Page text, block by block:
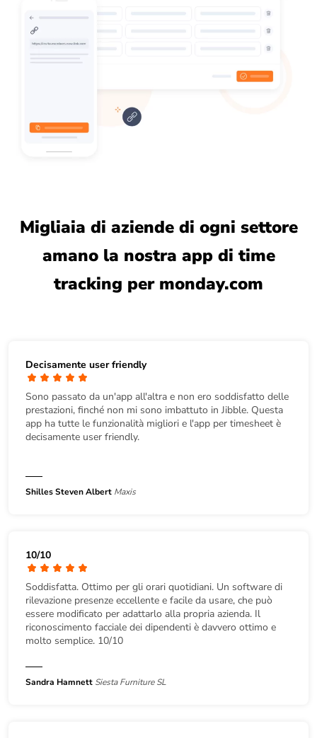
Migliaia di aziende di ogni settore
amano la nostra app di time
tracking per monday.com
Decisamente user friendly
Sono passato da un'app all'altra e non ero soddisfatto delle
prestazioni, finché non mi sono imbattuto in Jibble. Questa
app ha tutte le funzionalità migliori e l'app per timesheet è
decisamente user friendly.
Shilles Steven Albert Maxis
10/10
Soddisfatta. Ottimo per gli orari quotidiani. Un software di
rilevazione presenze eccellente e facile da usare, che può
essere modificato per adattarlo alla propria azienda. Il
riconoscimento facciale dei dipendenti è davvero ottimo e
molto semplice. 10/10
Sandra Hamnett Siesta Furniture SL